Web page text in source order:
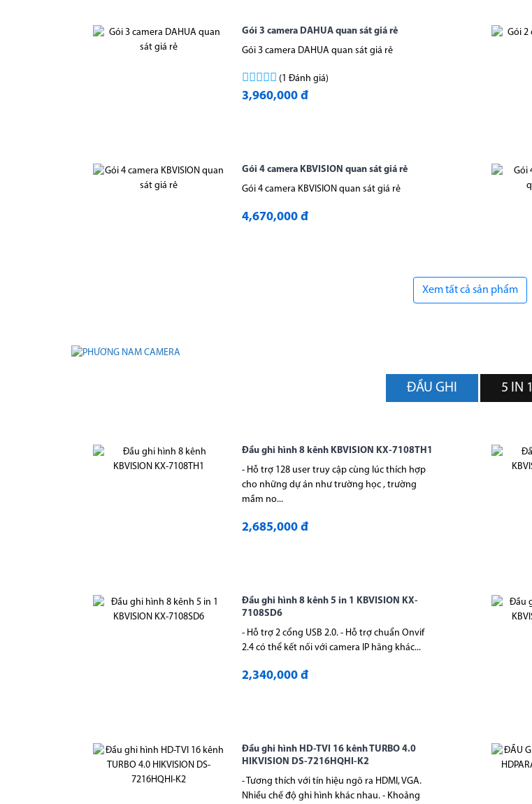
Gói 3 camera DAHUA quan sát giá rẻ
Gói 3 camera DAHUA quan sát giá rẻ
(1 Đánh giá)
3,960,000 đ
Gói 4 camera KBVISION quan sát giá rẻ
Gói 4 camera KBVISION quan sát giá rẻ
4,670,000 đ
Xem tất cả sản phẩm
ĐẦU GHI 5 IN 1
Đầu ghi hình 8 kênh KBVISION KX-7108TH1
- Hỗ trợ 128 user truy cập cùng lúc thích hợp
cho những dự án như trường học , trường
mầm no...
2,685,000 đ
Đầu ghi hình 8 kênh 5 in 1 KBVISION KX-
7108SD6
- Hỗ trợ 2 cổng USB 2.0. - Hỗ trợ chuẩn Onvif
2.4 có thể kết nối với camera IP hãng khác...
2,340,000 đ
Đầu ghi hình HD-TVI 16 kênh TURBO 4.0
HIKVISION DS-7216HQHI-K2
- Tương thích với tín hiệu ngõ ra HDMI, VGA.
Nhiều chế độ ghi hình khác nhau. - Khoảng